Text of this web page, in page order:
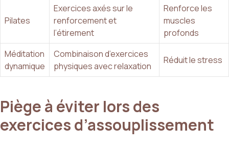
Pilates
Exercices axés sur le
renforcement et
l’étirement
Renforce les
muscles
profonds
Méditation
dynamique
Combinaison d’exercices
physiques avec relaxation
Réduit le stress
Piège à éviter lors des
exercices d’assouplissement